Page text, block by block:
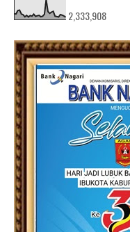
2,333,908